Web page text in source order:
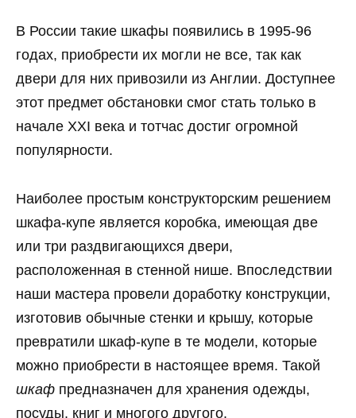
В России такие шкафы появились в 1995-96
годах, приобрести их могли не все, так как
двери для них привозили из Англии. Доступнее
этот предмет обстановки смог стать только в
начале XXI века и тотчас достиг огромной
популярности.
Наиболее простым конструкторским решением
шкафа-купе является коробка, имеющая две
или три раздвигающихся двери,
расположенная в стенной нише. Впоследствии
наши мастера провели доработку конструкции,
изготовив обычные стенки и крышу, которые
превратили шкаф-купе в те модели, которые
можно приобрести в настоящее время. Такой
шкаф предназначен для хранения одежды,
посуды, книг и многого другого.